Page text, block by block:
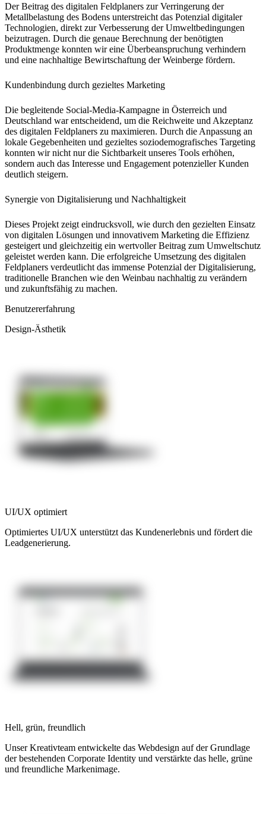
Der Beitrag des digitalen Feldplaners zur Verringerung der
Metallbelastung des Bodens unterstreicht das Potenzial digitaler
Technologien, direkt zur Verbesserung der Umweltbedingungen
beizutragen. Durch die genaue Berechnung der benötigten
Produktmenge konnten wir eine Überbeanspruchung verhindern
und eine nachhaltige Bewirtschaftung der Weinberge fördern.
Kundenbindung durch gezieltes Marketing
Die begleitende Social-Media-Kampagne in Österreich und
Deutschland war entscheidend, um die Reichweite und Akzeptanz
des digitalen Feldplaners zu maximieren. Durch die Anpassung an
lokale Gegebenheiten und gezieltes soziodemografisches Targeting
konnten wir nicht nur die Sichtbarkeit unseres Tools erhöhen,
sondern auch das Interesse und Engagement potenzieller Kunden
deutlich steigern.
Synergie von Digitalisierung und Nachhaltigkeit
Dieses Projekt zeigt eindrucksvoll, wie durch den gezielten Einsatz
von digitalen Lösungen und innovativem Marketing die Effizienz
gesteigert und gleichzeitig ein wertvoller Beitrag zum Umweltschutz
geleistet werden kann. Die erfolgreiche Umsetzung des digitalen
Feldplaners verdeutlicht das immense Potenzial der Digitalisierung,
traditionelle Branchen wie den Weinbau nachhaltig zu verändern
und zukunftsfähig zu machen.
Benutzererfahrung
Design-Ästhetik
UI/UX optimiert
Optimiertes UI/UX unterstützt das Kundenerlebnis und fördert die
Leadgenerierung.
Hell, grün, freundlich
Unser Kreativteam entwickelte das Webdesign auf der Grundlage
der bestehenden Corporate Identity und verstärkte das helle, grüne
und freundliche Markenimage.